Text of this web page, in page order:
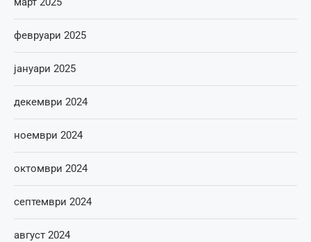
февруари 2025
јануари 2025
декември 2024
ноември 2024
октомври 2024
септември 2024
август 2024